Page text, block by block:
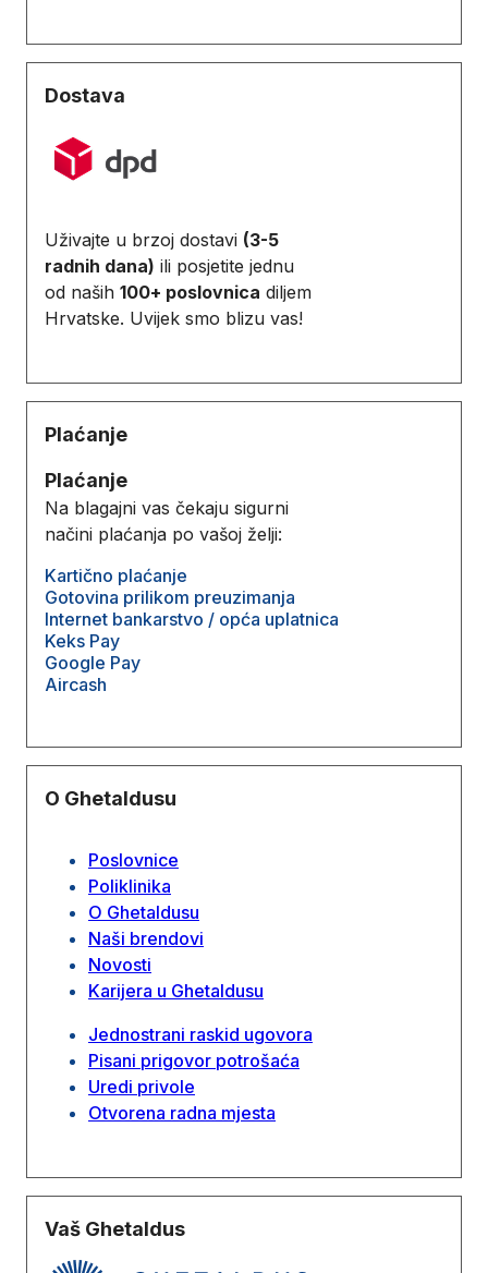
Dostava
Uživajte u brzoj dostavi (3-5
radnih dana) ili posjetite jednu
od naših 100+ poslovnica diljem
Hrvatske. Uvijek smo blizu vas!
Plaćanje
Plaćanje
Na blagajni vas čekaju sigurni
načini plaćanja po vašoj želji:
Kartično plaćanje
Gotovina prilikom preuzimanja
Internet bankarstvo / opća uplatnica
Keks Pay
Google Pay
Aircash
O Ghetaldusu
Poslovnice
Poliklinika
O Ghetaldusu
Naši brendovi
Novosti
Karijera u Ghetaldusu
Jednostrani raskid ugovora
Pisani prigovor potrošaća
Uredi privole
Otvorena radna mjesta
Vaš Ghetaldus